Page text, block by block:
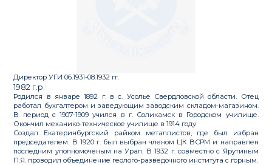
Директор УГИ 06.1931-08.1932 гг.
1982 г.р.
Родился в январе 1892 г. в с. Усолье Свердловской области. Отец
работал бухгалтером и заведующим заводским складом-магазином.
В период с 1907-1909 учился в г. Соликамск в Городском училище.
Окончил механико-техническое училище в 1914 году.
Создал Екатеринбургский райком металлистов, где был избран
председателем. В 1920 г. был выбран членом ЦК ВСРМ и направлен
последним уполномоченым на Урал. В 1932 г. совместно с Ярутиным
П.Я. проводил объединение геолого-разведочного института с горным.